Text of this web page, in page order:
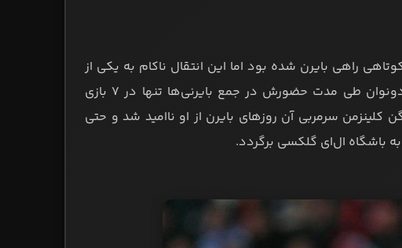
راهی بایرن شده بود اما این انتقال ناکام به یکی از
بدترین شکست‌های نقل‌وانتقالاتی تاریخ باواریایی‌ها تبدیل شد. دونوان طی مدت حضورش در جمع بایرنی‌ها تنها در ۷ بازی
سرمربی آن روزهای بایرن از او ناامید شد و حتی
باشگاه ال‌ای گلکسی برگردد.